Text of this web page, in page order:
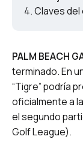
Claves del
PALM BEACH
terminado. En
“Tigre” podría
oficialmente a
el segundo
Golf League).